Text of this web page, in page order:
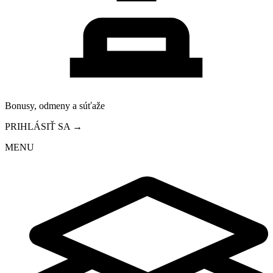
Bonusy, odmeny a súťaže
PRIHLÁSIŤ SA →
MENU